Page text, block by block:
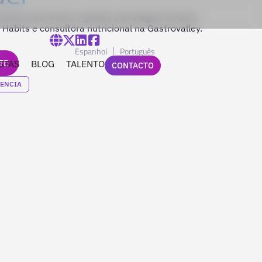
BLOG TALENTO
Espanhol Português
CONTACTO
e consultora nutricional na Gastrovalley.